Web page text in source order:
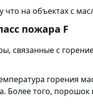
что на объектах с
пожара F
связанные с
горения
Более того,